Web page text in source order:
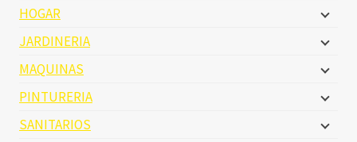
HOGAR
JARDINERIA
MAQUINAS
PINTURERIA
SANITARIOS